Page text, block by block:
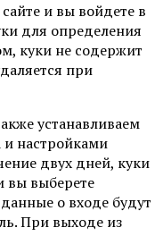
и вы войдете в
для определения
куки не содержит
при
устанавливаем
настройками
двух дней, куки
вы выберете
о входе будут
При выходе из